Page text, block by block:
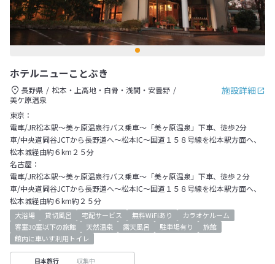
ホテルニューことぶき
施設詳細
長野県
松本・上高地・白骨・浅間・安曇野
美ケ原温泉
東京：
電車/JR松本駅～美ヶ原温泉行バス乗車～「美ヶ原温泉」下車、徒歩2分
車/中央道岡谷JCTから長野道へ～松本IC～国道１５８号線を松本駅方面へ、
松本城経由約６km２５分
名古屋：
電車/JR松本駅～美ヶ原温泉行バス乗車～「美ヶ原温泉」下車、徒歩２分
車/中央道岡谷JCTから長野道へ～松本IC～国道１５８号線を松本駅方面へ、
松本城経由約６km約２５分
大浴場 貸切風呂 宅配サービス 無料WiFiあり
カラオケルーム
客室30室以下の旅館
天然温泉 露天風呂 駐車場有り
旅館
館内に車いす利用トイレ
日本旅行 収集中